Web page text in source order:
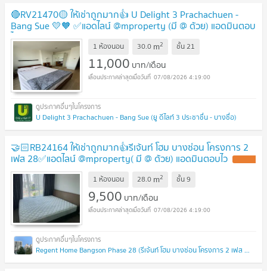
🔴RV21470🟡 ให้เช่าถูกมาก👍 U Delight 3 Prachachuen -
Bang Sue 💛🧡 ✅แอดไลน์ @mproperty (มี @ ด้วย) แอดมินตอบ
ไว
1 ห้องนอน 30.0 m2 ชั้น21
11,000 บาท/เดือน
07/08/2026 4:19:00
U Delight 3 Prachachuen - Bang Sue (ยู ดีไลท์ 3 ประชาชื่น - บางซื่อ)
🤝🏻RB24164 ให้เช่าถูกมาก👍รีเจ้นท์ โฮม บางซ่อน โครงการ 2
เฟส 28✅แอดไลน์ @mproperty( มี @ ด้วย) แอดมินตอบไว
1 ห้องนอน 28.0 m2 ชั้น9
9,500 บาท/เดือน
07/08/2026 4:19:00
Regent Home Bangson Phase 28 (รีเจ้นท์ โฮม บางซ่อน โครงการ 2 เฟส 28)